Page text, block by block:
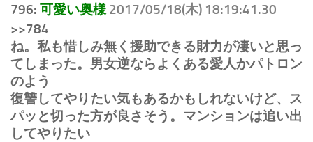
796: 可愛い奥様 2017/05/18(木) 18:19:41.30
>>784
ね。私も惜しみ無く援助できる財力が凄いと思っ
てしまった。男女逆ならよくある愛人かパトロン
のよう
復讐してやりたい気もあるかもしれないけど、ス
パッと切った方が良さそう。マンションは追い出
してやりたい